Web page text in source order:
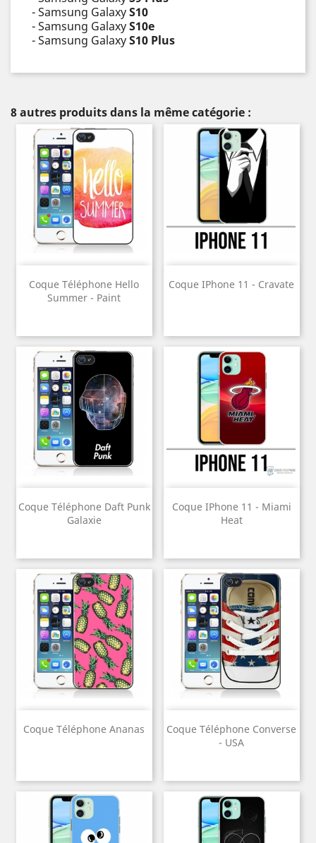
- Samsung GalaxyS10
- Samsung GalaxyS10e
- Samsung GalaxyS10 Plus
8 autres produits dans la même catégorie :
Coque Téléphone Hello
Summer - Paint
Coque IPhone 11 - Cravate
Coque Téléphone Daft Punk
Galaxie
Coque IPhone 11 - Miami
Heat
Coque Téléphone Ananas
Coque Téléphone Converse
- USA